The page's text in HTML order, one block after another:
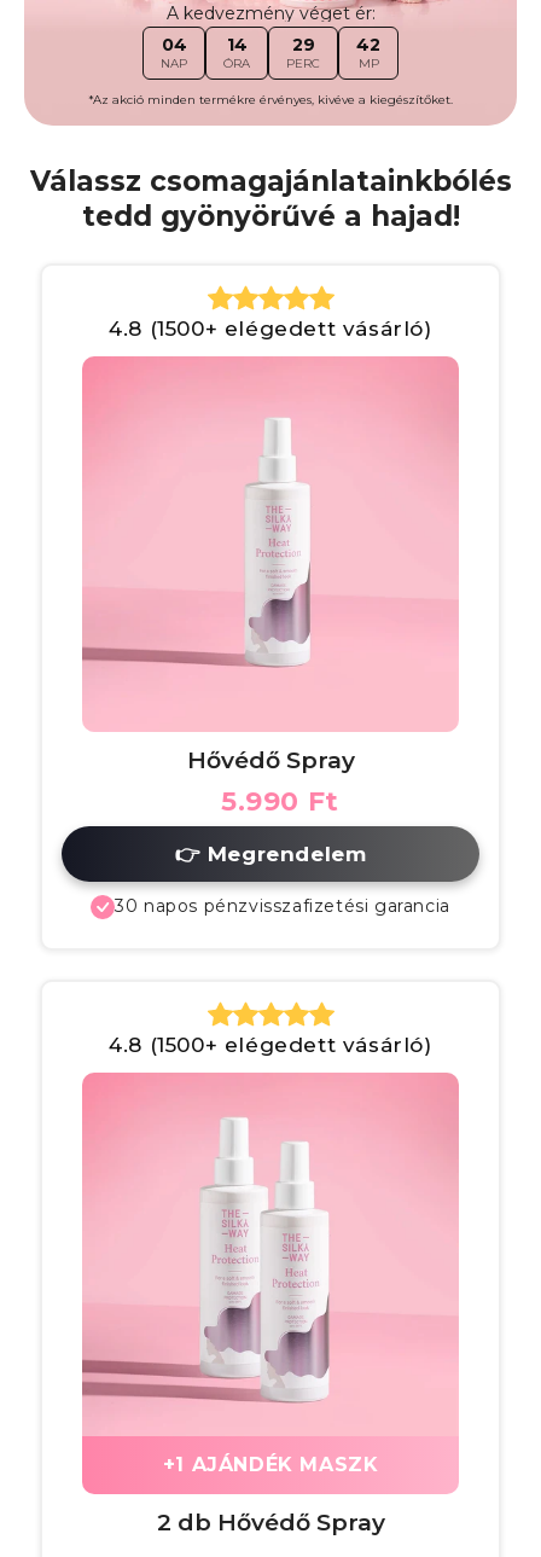
A kedvezmény véget ér:
04
NAP
14
ÓRA
29
PERC
39
MP
*Az akció minden termékre érvényes, kivéve a kiegészítőket.
Válassz csomagajánlatainkbólés
tedd gyönyörűvé a hajad!
4.8 (1500+ elégedett vásárló)
Hővédő Spray
5.990 Ft
👉 Megrendelem
30 napos pénzvisszafizetési garancia
4.8 (1500+ elégedett vásárló)
+1 AJÁNDÉK MASZK
2 db Hővédő Spray